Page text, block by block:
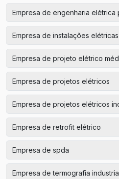
Empresa de engenharia elétrica
Empresa de instalações elétricas
Empresa de projeto elétrico
Empresa de projetos elétricos
Empresa de projetos elétricos
Empresa de retrofit elétrico
Empresa de spda
Empresa de termografia